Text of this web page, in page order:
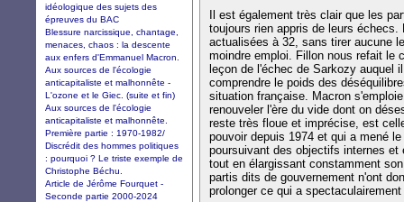
Il est également très clair que les
toujours rien appris de leurs
actualisées à 32, sans tirer aucune
moindre emploi. Fillon nous refait le
leçon de l'échec de Sarkozy auquel
comprendre le poids des
situation française. Macron
renouveler l'ère du vide dont on
reste très floue et imprécise, est
pouvoir depuis 1974 et qui a mené
poursuivant des objectifs internes
tout en élargissant constamment
partis dits de gouvernement n'ont
prolonger ce qui a
idéologique des sujets des
épreuves du BAC
Blessure narcissique, chantage,
menaces, chaos : la descente
aux enfers d'Emmanuel Macron.
Aux sources de l'écologie
anticapitaliste et malhonnête -
L'ozone et le Giec. (suite et fin)
Aux sources de l'écologie
anticapitaliste et malhonnête.
Première partie : 1970-1982/
Discrédit des hommes politiques
: pourquoi ? Le triste exemple de
Christophe Béchu.
Article de Jérôme Fourquet -
Seconde partie 2000-2024